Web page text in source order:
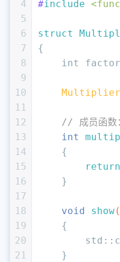
4
5
6
7
8
9
10
11
12
13
14
15
16
17
18
19
20
21
#include
struct
{
int
Multiplier
// 成员函数
int
{
return
    }
void show(
{
    }